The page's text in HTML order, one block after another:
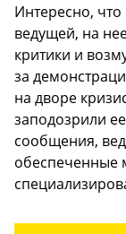
Интересно,
ведущей, на
критики и
за
на дворе
заподозрили
сообщения,
обеспеченные